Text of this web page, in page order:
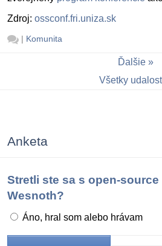
Zdroj: ossconf.fri.uniza.sk
| Komunita
Ďalšie
Všetky
Anketa
Stretli ste sa s open-
Wesnoth?
Áno, hral som alebo hrávam